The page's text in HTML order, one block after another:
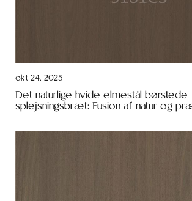
okt 24, 2025
Det naturlige hvide elmestål børstede
splejsningsbræt: Fusion af natur og